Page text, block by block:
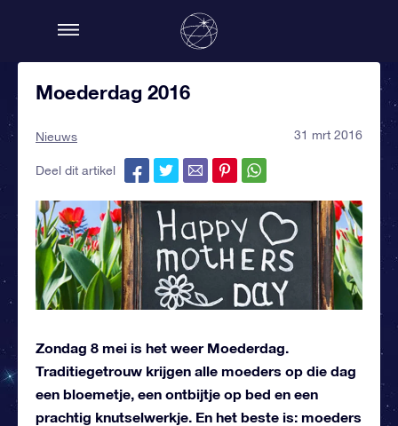
Moederdag 2016
Nieuws 31 mrt 2016
Deel dit artikel
Zondag 8 mei is het weer Moederdag.
Traditiegetrouw krijgen alle moeders op die dag
een bloemetje, een ontbijtje op bed en een
prachtig knutselwerkje. En het beste is: moeders